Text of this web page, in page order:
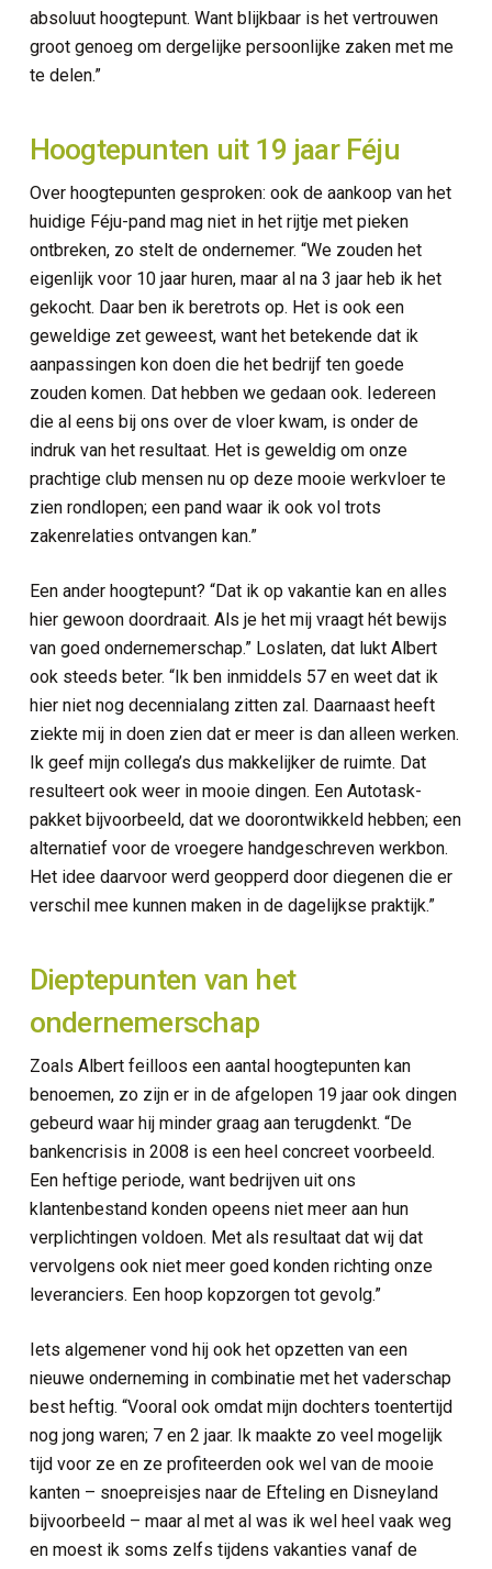
absoluut hoogtepunt. Want blijkbaar is het vertrouwen
groot genoeg om dergelijke persoonlijke zaken met me
te delen.”
Hoogtepunten uit 19 jaar Féju
Over hoogtepunten gesproken: ook de aankoop van het
huidige Féju-pand mag niet in het rijtje met pieken
ontbreken, zo stelt de ondernemer. “We zouden het
eigenlijk voor 10 jaar huren, maar al na 3 jaar heb ik het
gekocht. Daar ben ik beretrots op. Het is ook een
geweldige zet geweest, want het betekende dat ik
aanpassingen kon doen die het bedrijf ten goede
zouden komen. Dat hebben we gedaan ook. Iedereen
die al eens bij ons over de vloer kwam, is onder de
indruk van het resultaat. Het is geweldig om onze
prachtige club mensen nu op deze mooie werkvloer te
zien rondlopen; een pand waar ik ook vol trots
zakenrelaties ontvangen kan.”
Een ander hoogtepunt? “Dat ik op vakantie kan en alles
hier gewoon doordraait. Als je het mij vraagt hét bewijs
van goed ondernemerschap.” Loslaten, dat lukt Albert
ook steeds beter. “Ik ben inmiddels 57 en weet dat ik
hier niet nog decennialang zitten zal. Daarnaast heeft
ziekte mij in doen zien dat er meer is dan alleen werken.
Ik geef mijn collega’s dus makkelijker de ruimte. Dat
resulteert ook weer in mooie dingen. Een Autotask-
pakket bijvoorbeeld, dat we doorontwikkeld hebben; een
alternatief voor de vroegere handgeschreven werkbon.
Het idee daarvoor werd geopperd door diegenen die er
verschil mee kunnen maken in de dagelijkse praktijk.”
Dieptepunten van het
ondernemerschap
Zoals Albert feilloos een aantal hoogtepunten kan
benoemen, zo zijn er in de afgelopen 19 jaar ook dingen
gebeurd waar hij minder graag aan terugdenkt. “De
bankencrisis in 2008 is een heel concreet voorbeeld.
Een heftige periode, want bedrijven uit ons
klantenbestand konden opeens niet meer aan hun
verplichtingen voldoen. Met als resultaat dat wij dat
vervolgens ook niet meer goed konden richting onze
leveranciers. Een hoop kopzorgen tot gevolg.”
Iets algemener vond hij ook het opzetten van een
nieuwe onderneming in combinatie met het vaderschap
best heftig. “Vooral ook omdat mijn dochters toentertijd
nog jong waren; 7 en 2 jaar. Ik maakte zo veel mogelijk
tijd voor ze en ze profiteerden ook wel van de mooie
kanten – snoepreisjes naar de Efteling en Disneyland
bijvoorbeeld – maar al met al was ik wel heel vaak weg
en moest ik soms zelfs tijdens vakanties vanaf de
ICT services
en connectiviteit